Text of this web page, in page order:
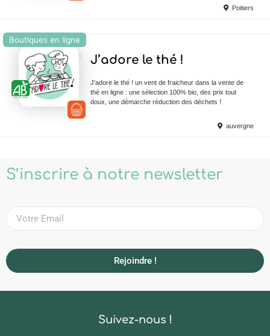
Poitiers
Boutiques en ligne
J’adore le thé !
J'adore le thé ! un vent de fraicheur dans la vente de
thé en ligne : une sélection 100% bio, des prix tout
doux, une démarche réduction des déchets !
auvergne
S’inscrire à notre newsletter
Rejoindre !
Suivez-nous !